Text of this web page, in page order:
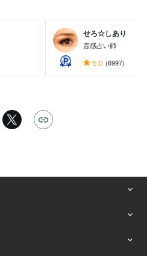
せろ☆しあり
霊感占い師
5.0 (6997)